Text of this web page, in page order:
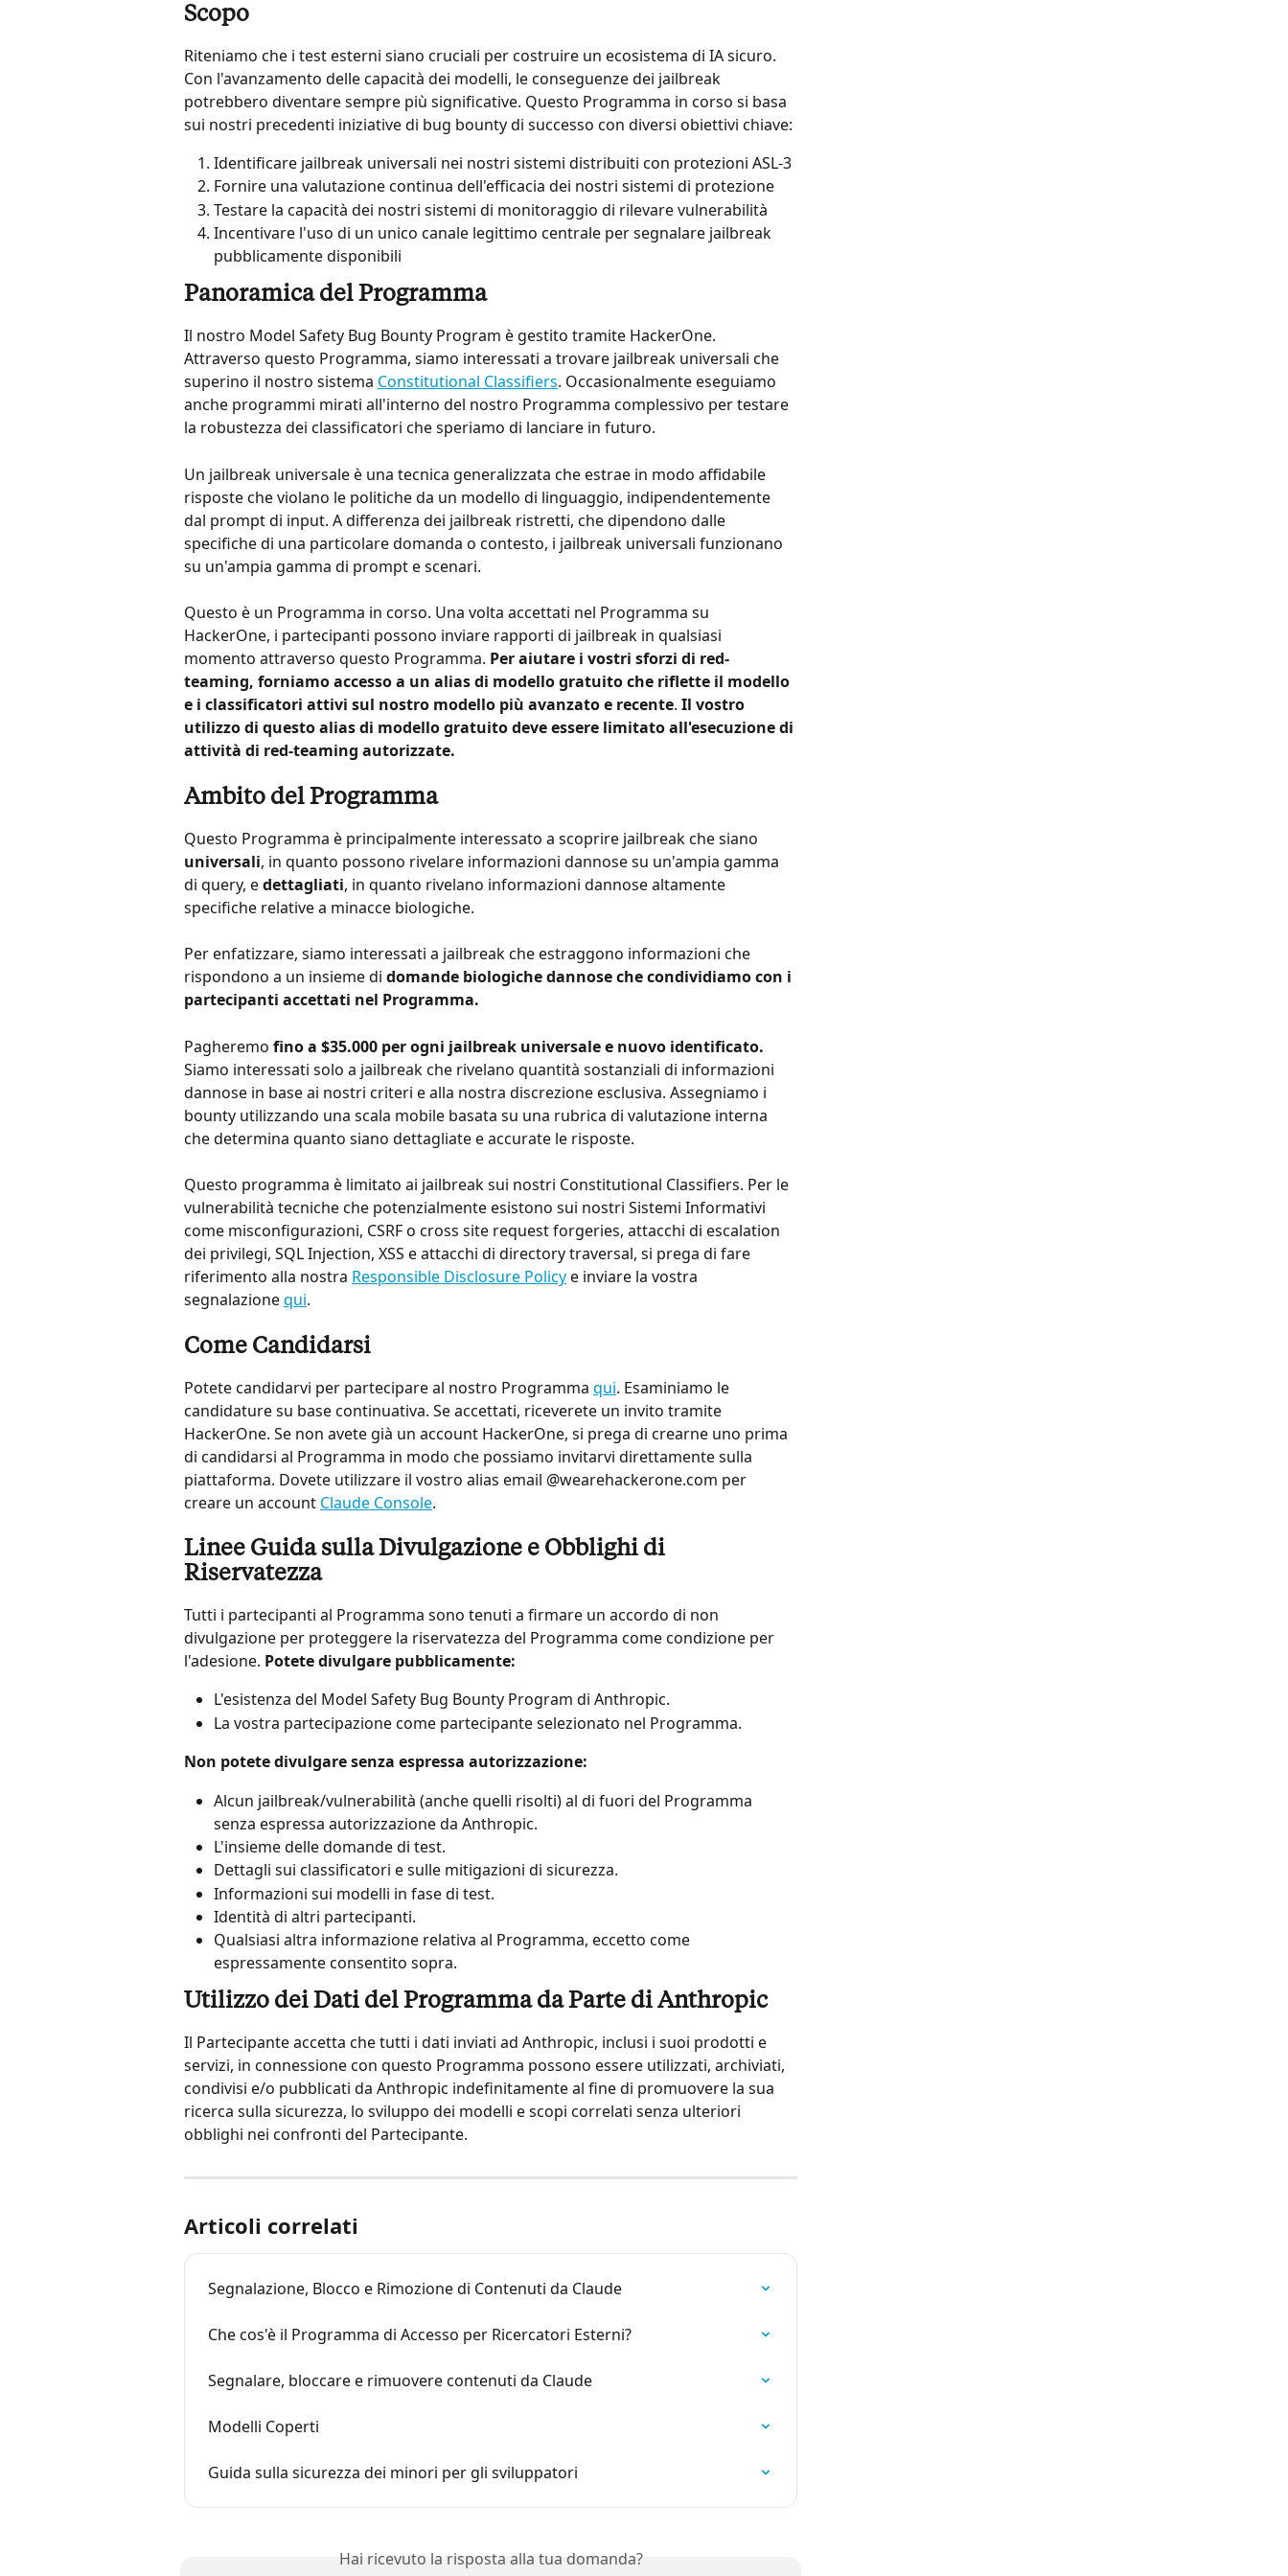
Scopo
Riteniamo che i test esterni siano cruciali per costruire un ecosistema di IA sicuro.
Con l'avanzamento delle capacità dei modelli, le conseguenze dei jailbreak
potrebbero diventare sempre più significative. Questo Programma in corso si basa
sui nostri precedenti iniziative di bug bounty di successo con diversi obiettivi chiave:
Identificare jailbreak universali nei nostri sistemi distribuiti con protezioni ASL-3
Fornire una valutazione continua dell'efficacia dei nostri sistemi di protezione
Testare la capacità dei nostri sistemi di monitoraggio di rilevare vulnerabilità
Incentivare l'uso di un unico canale legittimo centrale per segnalare jailbreak
pubblicamente disponibili
Panoramica del Programma
Il nostro Model Safety Bug Bounty Program è gestito tramite HackerOne.
Attraverso questo Programma, siamo interessati a trovare jailbreak universali che
superino il nostro sistema Constitutional Classifiers. Occasionalmente eseguiamo
anche programmi mirati all'interno del nostro Programma complessivo per testare
la robustezza dei classificatori che speriamo di lanciare in futuro.
Un jailbreak universale è una tecnica generalizzata che estrae in modo affidabile
risposte che violano le politiche da un modello di linguaggio, indipendentemente
dal prompt di input. A differenza dei jailbreak ristretti, che dipendono dalle
specifiche di una particolare domanda o contesto, i jailbreak universali funzionano
su un'ampia gamma di prompt e scenari.
Questo è un Programma in corso. Una volta accettati nel Programma su
HackerOne, i partecipanti possono inviare rapporti di jailbreak in qualsiasi
momento attraverso questo Programma. Per aiutare i vostri sforzi di red-
teaming, forniamo accesso a un alias di modello gratuito che riflette il modello
e i classificatori attivi sul nostro modello più avanzato e recente. Il vostro
utilizzo di questo alias di modello gratuito deve essere limitato all'esecuzione di
attività di red-teaming autorizzate.
Ambito del Programma
Questo Programma è principalmente interessato a scoprire jailbreak che siano
universali, in quanto possono rivelare informazioni dannose su un'ampia gamma
di query, e dettagliati, in quanto rivelano informazioni dannose altamente
specifiche relative a minacce biologiche.
Per enfatizzare, siamo interessati a jailbreak che estraggono informazioni che
rispondono a un insieme di domande biologiche dannose che condividiamo con i
partecipanti accettati nel Programma.
Pagheremo fino a $35.000 per ogni jailbreak universale e nuovo identificato.
Siamo interessati solo a jailbreak che rivelano quantità sostanziali di informazioni
dannose in base ai nostri criteri e alla nostra discrezione esclusiva. Assegniamo i
bounty utilizzando una scala mobile basata su una rubrica di valutazione interna
che determina quanto siano dettagliate e accurate le risposte.
Questo programma è limitato ai jailbreak sui nostri Constitutional Classifiers. Per le
vulnerabilità tecniche che potenzialmente esistono sui nostri Sistemi Informativi
come misconfigurazioni, CSRF o cross site request forgeries, attacchi di escalation
dei privilegi, SQL Injection, XSS e attacchi di directory traversal, si prega di fare
riferimento alla nostra Responsible Disclosure Policy e inviare la vostra
segnalazione qui.
Come Candidarsi
Potete candidarvi per partecipare al nostro Programma qui. Esaminiamo le
candidature su base continuativa. Se accettati, riceverete un invito tramite
HackerOne. Se non avete già un account HackerOne, si prega di crearne uno prima
di candidarsi al Programma in modo che possiamo invitarvi direttamente sulla
piattaforma. Dovete utilizzare il vostro alias email @wearehackerone.com per
creare un account Claude Console.
Linee Guida sulla Divulgazione e Obblighi di
Riservatezza
Tutti i partecipanti al Programma sono tenuti a firmare un accordo di non
divulgazione per proteggere la riservatezza del Programma come condizione per
l'adesione. Potete divulgare pubblicamente:
L'esistenza del Model Safety Bug Bounty Program di Anthropic.
La vostra partecipazione come partecipante selezionato nel Programma.
Non potete divulgare senza espressa autorizzazione:
Alcun jailbreak/vulnerabilità (anche quelli risolti) al di fuori del Programma
senza espressa autorizzazione da Anthropic.
L'insieme delle domande di test.
Dettagli sui classificatori e sulle mitigazioni di sicurezza.
Informazioni sui modelli in fase di test.
Identità di altri partecipanti.
Qualsiasi altra informazione relativa al Programma, eccetto come
espressamente consentito sopra.
Utilizzo dei Dati del Programma da Parte di Anthropic
Il Partecipante accetta che tutti i dati inviati ad Anthropic, inclusi i suoi prodotti e
servizi, in connessione con questo Programma possono essere utilizzati, archiviati,
condivisi e/o pubblicati da Anthropic indefinitamente al fine di promuovere la sua
ricerca sulla sicurezza, lo sviluppo dei modelli e scopi correlati senza ulteriori
obblighi nei confronti del Partecipante.
Articoli correlati
Segnalazione, Blocco e Rimozione di Contenuti da Claude
Che cos'è il Programma di Accesso per Ricercatori Esterni?
Segnalare, bloccare e rimuovere contenuti da Claude
Modelli Coperti
Guida sulla sicurezza dei minori per gli sviluppatori
Hai ricevuto la risposta alla tua domanda?